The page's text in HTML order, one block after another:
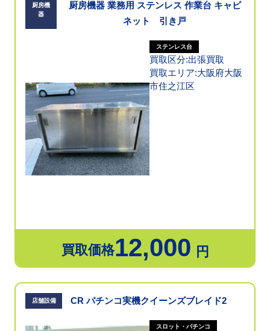
厨房機
器
厨房機器 業務用 ステンレス 作業台 キャビ
ネット 引き戸
ステンレス台
買取区分:出張買取
買取エリア:大阪府大阪
市住之江区
買取価格12,000 円
店舗設備 CR パチンコ実機クイーンズブレイド2
スロット・パチンコ